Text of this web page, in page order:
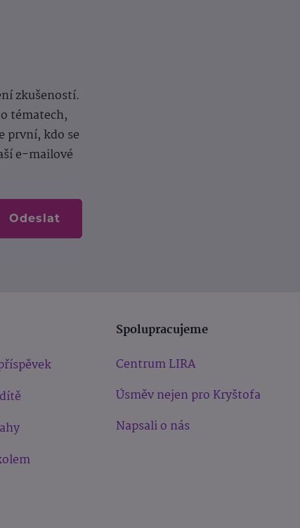
zkušeností.
tématech,
první, kdo se
e-mailové
Odeslat
Spolupracujeme
Centrum LIRA
Úsměv nejen pro Kryštofa
Napsali o nás